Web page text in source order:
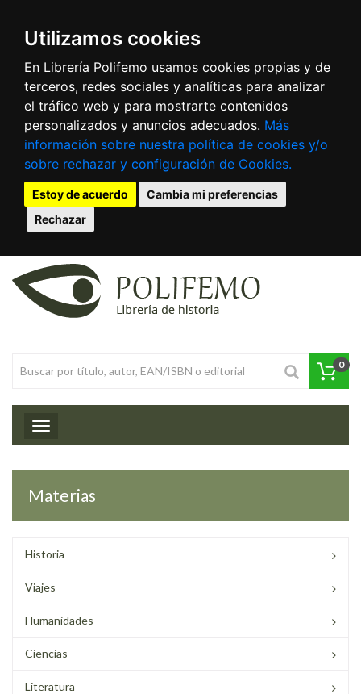
Utilizamos cookies
En Librería Polifemo usamos cookies propias y de
terceros, redes sociales y analíticas para analizar
el tráfico web y para mostrarte contenidos
personalizados y anuncios adecuados. Más
información sobre nuestra política de cookies y/o
sobre rechazar y configuración de Cookies.
Estoy de acuerdo
Cambia mi preferencias
Rechazar
0
Toggle navigation
Materias
Historia
Viajes
Humanidades
Ciencias
Literatura